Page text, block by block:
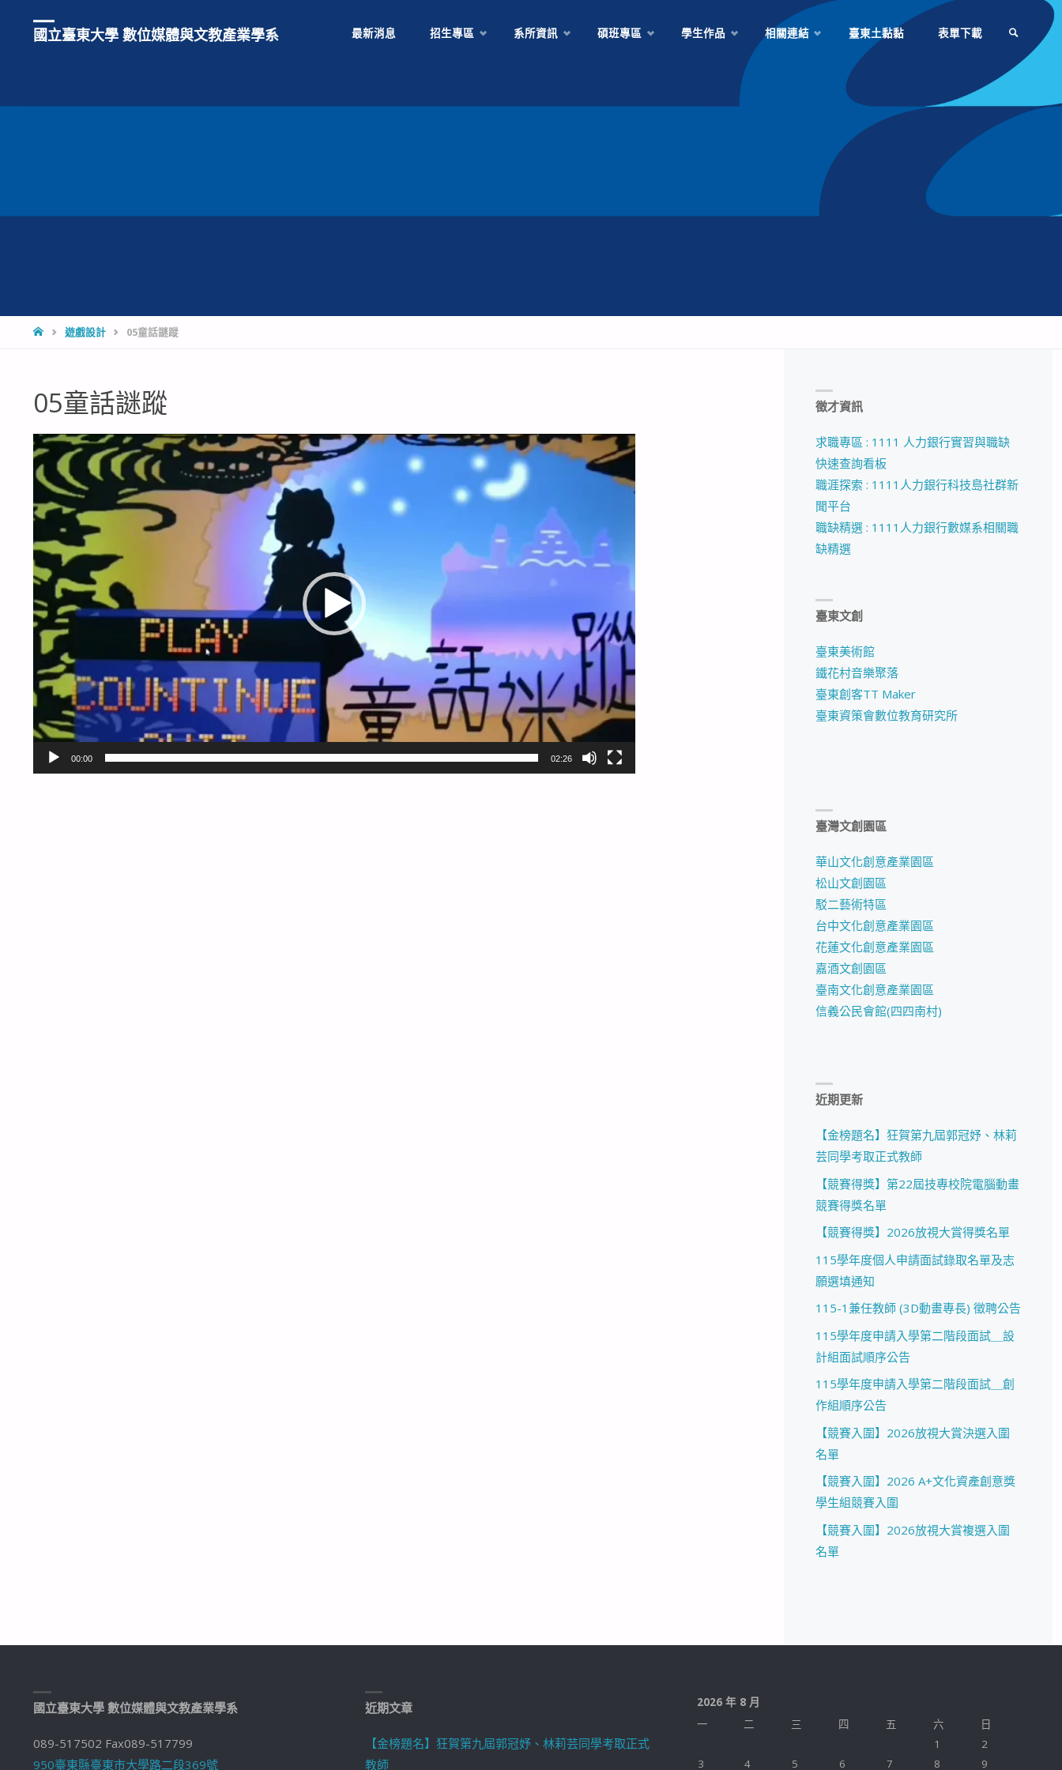
國立臺東大學 數位媒體與文教產業學系 最新消息 招生專區 系所資訊 碩班專區 學生作品 相關連結 臺東土黏黏 表單下載
HOME遊戲設計 05童話謎蹤
05童話謎蹤
視
訊
播
放
00:00 02:26
徵才資訊
求職專區 : 1111 人力銀行實習與職缺
快速查詢看板
職涯探索 : 1111人力銀行科技島社群新
聞平台
職缺精選 : 1111人力銀行數媒系相關職
缺精選
臺東文創
臺東美術館
鐵花村音樂聚落
臺東創客TT Maker
臺東資策會數位教育研究所
臺灣文創園區
華山文化創意產業園區
松山文創園區
駁二藝術特區
台中文化創意產業園區
花蓮文化創意產業園區
嘉酒文創園區
臺南文化創意產業園區
信義公民會館(四四南村)
近期更新
【金榜題名】狂賀第九屆郭冠妤、林莉
芸同學考取正式教師
【競賽得獎】第22屆技專校院電腦動畫
競賽得獎名單
【競賽得獎】2026放視大賞得獎名單
115學年度個人申請面試錄取名單及志
願選填通知
115-1兼任教師 (3D動畫專長) 徵聘公告
115學年度申請入學第二階段面試＿設
計組面試順序公告
115學年度申請入學第二階段面試＿創
作組順序公告
【競賽入圍】2026放視大賞決選入圍
名單
【競賽入圍】2026 A+文化資產創意獎
學生組競賽入圍
【競賽入圍】2026放視大賞複選入圍
名單
國立臺東大學 數位媒體與文教產業學系
089-517502 Fax089-517799
950臺東縣臺東市大學路二段369號
近期文章
【金榜題名】狂賀第九屆郭冠妤、林莉芸同學考取正式
教師
2026 年 8 月
一
二 三 四 五 六
日
1
2
3
4 5 6 7 8 9